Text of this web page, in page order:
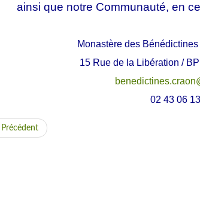
ainsi que notre Communauté, en
Monastère des
15 Rue de la Libération /
02 43 06
Précédent